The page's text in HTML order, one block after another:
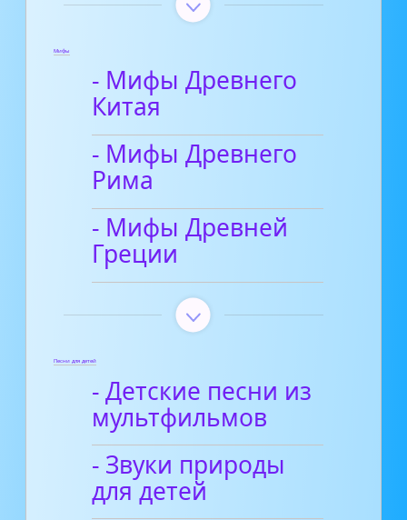
Мифы
- Мифы Древнего
Китая
- Мифы Древнего
Рима
- Мифы Древней
Греции
Песни для детей
- Детские песни из
мультфильмов
- Звуки природы
для детей